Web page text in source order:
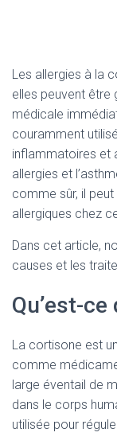
Les allergies à la
elles peuvent être
médicale
couramment
inflammatoires et
allergies et
comme sûr, il
allergiques chez
Dans cet article,
causes et les
Qu’est-
La cortisone est
comme
large éventail de
dans le corps
utilisée pour